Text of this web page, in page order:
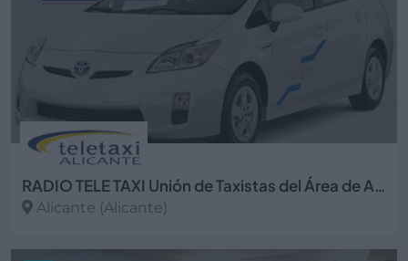
RADIO TELE TAXI Unión de Taxistas del Área de Alicante
Alicante (Alicante)
Ver más